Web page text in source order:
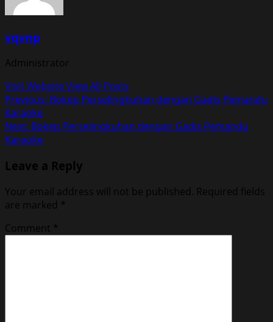
vqvnp
Administrator
Visit WebsiteView All Posts
Post
navigation
Previous: Bokep Perselingkuhan dengan Gadis Pemandu
Karaoke
Next: Bokep Perselingkuhan dengan Gadis Pemandu
Karaoke
Leave a Reply
Your email address will not be published. Required fields
are marked *
Comment *